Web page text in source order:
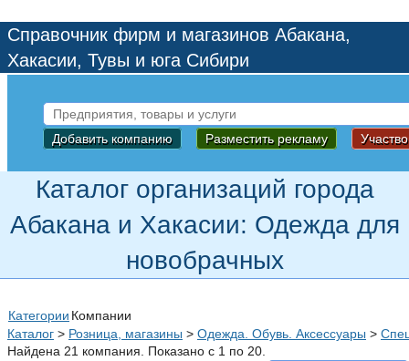
Справочник фирм и магазинов Абакана,
Хакасии, Тувы и юга Сибири
Добавить компанию Разместить рекламу
Каталог организаций города
Абакана и Хакасии: Одежда для
новобрачных
Категории Компании
Каталог > Розница, магазины > Одежда. Обувь. Аксессуары >
Найдена 21 компания. Показано с 1 по 20.